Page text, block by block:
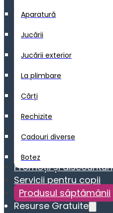
Aparatură
Jucării
Jucării exterior
La plimbare
Cărți
Rechizite
Cadouri diverse
Botez
Promoții și discounturi
Servicii pentru copii
Produsul săptămănii
Resurse Gratuite